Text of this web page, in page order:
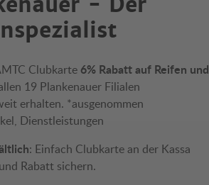
Clubkarte 6% Rabatt auf Reifen und
19 Plankenauer Filialen
erhalten. *ausgenommen
Dienstleistungen
: Einfach Clubkarte an der Kassa
Rabatt sichern.